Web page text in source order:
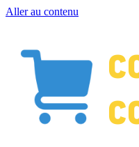
Aller au contenu